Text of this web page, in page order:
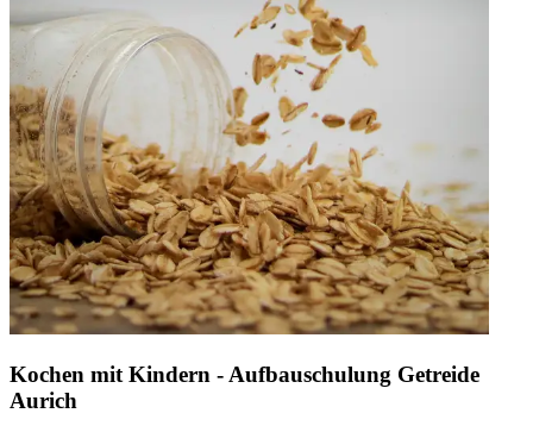
Kochen mit Kindern - Aufbauschulung Getreide
Aurich